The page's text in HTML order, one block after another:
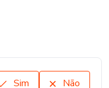
Sim Não